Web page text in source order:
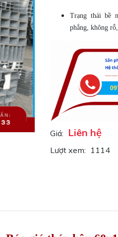
Trạng thái bề
phẳng, không
Giá: Liên hệ
Lượt xem: 1114